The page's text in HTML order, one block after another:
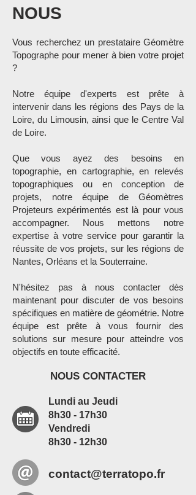
NOUS
Vous recherchez un prestataire Géomètre
Topographe pour mener à bien votre projet
?
Notre équipe d'experts est prête à
intervenir dans les régions des Pays de la
Loire, du Limousin, ainsi que le Centre Val
de Loire.
Que vous ayez des besoins en
topographie, en cartographie, en relevés
topographiques ou en conception de
projets, notre équipe de Géomètres
Projeteurs expérimentés est là pour vous
accompagner. Nous mettons notre
expertise à votre service pour garantir la
réussite de vos projets, sur les régions de
Nantes, Orléans et la Souterraine.
N'hésitez pas à nous contacter dès
maintenant pour discuter de vos besoins
spécifiques en matière de géométrie. Notre
équipe est prête à vous fournir des
solutions sur mesure pour atteindre vos
objectifs en toute efficacité.
NOUS CONTACTER
Lundi au Jeudi
8h30 - 17h30
Vendredi
8h30 - 12h30
contact@terratopo.fr